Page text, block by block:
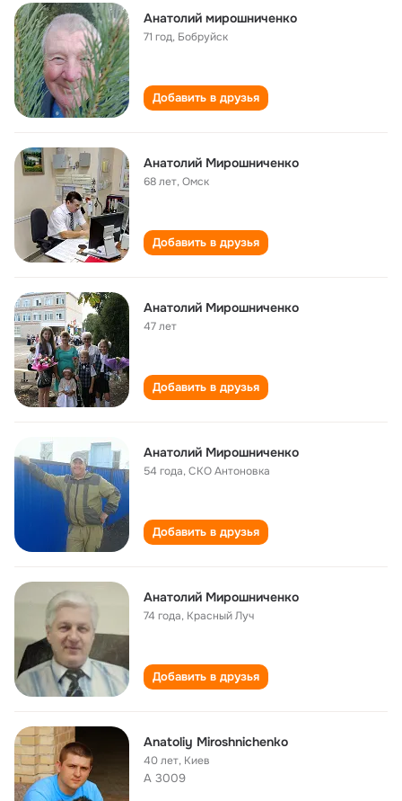
Анатолий мирошниченко
71 год, Бобруйск
Добавить в друзья
Анатолий Мирошниченко
68 лет,Омск
Добавить в друзья
Анатолий Мирошниченко
47 лет
Добавить в друзья
Анатолий Мирошниченко
54 года,СКО Антоновка
Добавить в друзья
Анатолий Мирошниченко
74 года, Красный Луч
Добавить в друзья
Anatoliy Miroshnichenko
40 лет, Киев
А 3009